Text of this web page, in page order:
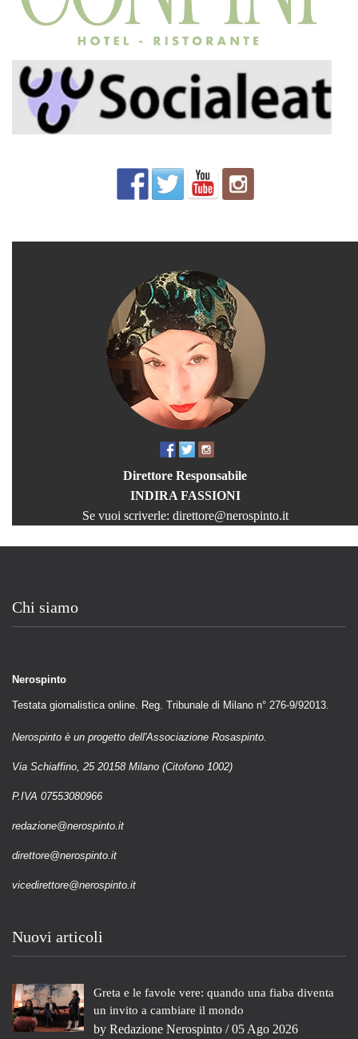
Direttore Responsabile
INDIRA FASSIONI
Se vuoi scriverle: direttore@nerospinto.it
Chi siamo
Nerospinto
Testata giornalistica online. Reg. Tribunale di Milano n° 276-9/92013.
Nerospinto è un progetto dell'Associazione Rosaspinto.
Via Schiaffino, 25 20158 Milano (Citofono 1002)
P.IVA 07553080966
redazione@nerospinto.it
direttore@nerospinto.it
vicedirettore@nerospinto.it
Nuovi articoli
Greta e le favole vere: quando una fiaba diventa
un invito a cambiare il mondo
by Redazione Nerospinto / 05 Ago 2026